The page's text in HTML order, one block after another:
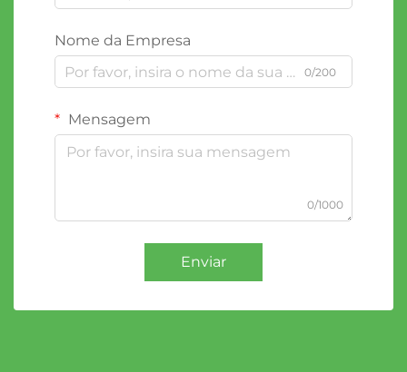
Nome da Empresa
0/200
Mensagem
0/1000
Enviar